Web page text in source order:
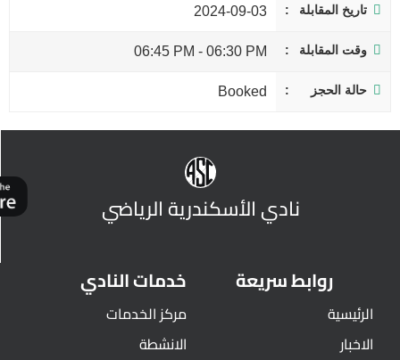
تاريخ المقابلة 2024-09-03
وقت المقابلة 06:30 PM
-
06:45 PM
حالة الحجز Booked
نادي الأسكندرية الرياضي
روابط سريعة
الرئيسية
الاخبار
خدمات النادي
مركز الخدمات
الانشطة